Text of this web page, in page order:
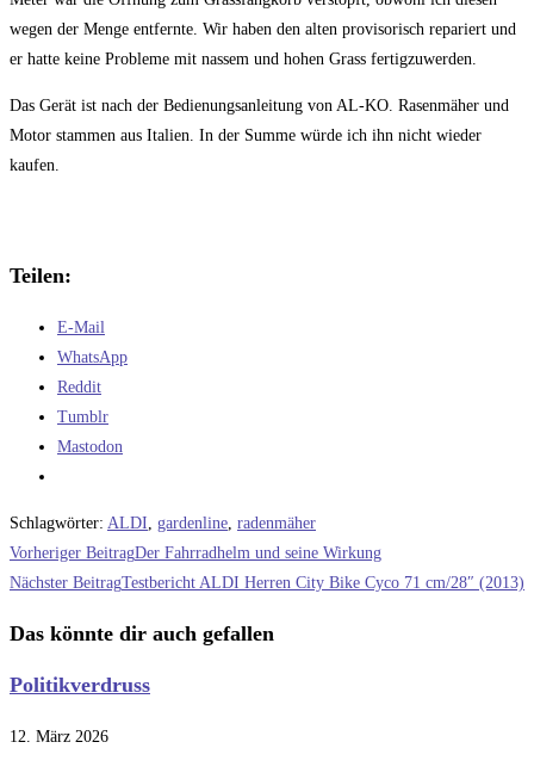
wegen der Menge entfernte. Wir haben den alten provisorisch repariert und
er hatte keine Probleme mit nassem und hohen Grass fertigzuwerden.
Das Gerät ist nach der Bedienungsanleitung von AL-KO. Rasenmäher und
Motor stammen aus Italien. In der Summe würde ich ihn nicht wieder
kaufen.
Teilen:
E-Mail
WhatsApp
Reddit
Tumblr
Mastodon
Schlagwörter: ALDI gardenline radenmäher
Weitere
Artikel
ansehen
Vorheriger BeitragDer Fahrradhelm und seine Wirkung
Nächster BeitragTestbericht ALDI Herren City Bike Cyco 71 cm/28″ (2013)
Das könnte dir auch gefallen
Politikverdruss
12. März 2026